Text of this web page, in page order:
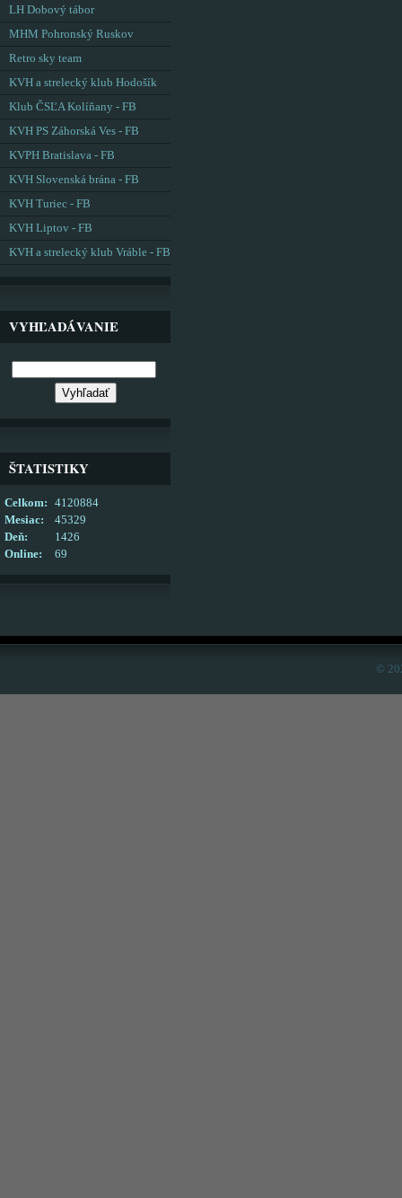
LH Dobový tábor
MHM Pohronský Ruskov
Retro sky team
KVH a strelecký klub Hodošík
Klub ČSĽA Kolíňany - FB
KVH PS Záhorská Ves - FB
KVPH Bratislava - FB
KVH Slovenská brána - FB
KVH Turiec - FB
KVH Liptov - FB
KVH a strelecký klub Vráble - FB
VYHĽADÁVANIE
ŠTATISTIKY
Online: 69
Celkom:
4120884
Mesiac:
45329
Deň:
1426
©